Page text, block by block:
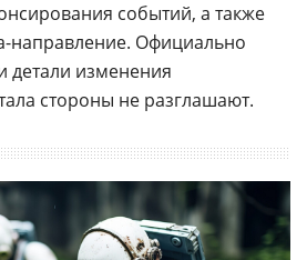
событий, а также
направление. Официально
детали изменения
стороны не разглашают.